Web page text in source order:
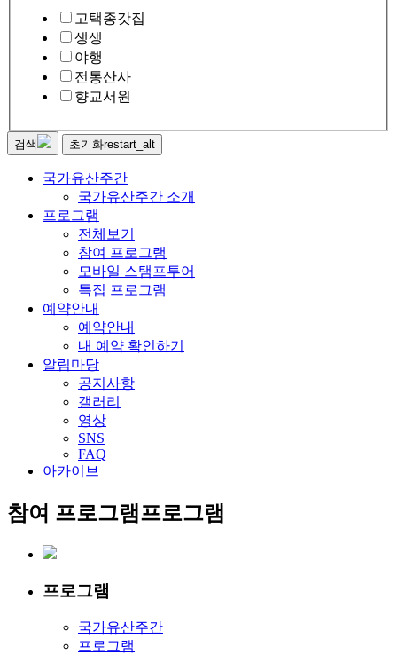
고택종갓집
생생
야행
전통산사
향교서원
검색 초기화restart_alt
국가유산주간
국가유산주간 소개
프로그램
전체보기
참여 프로그램
모바일 스탬프투어
특집 프로그램
예약안내
예약안내
내 예약 확인하기
알림마당
공지사항
갤러리
영상
SNS
FAQ
아카이브
참여 프로그램프로그램
프로그램
국가유산주간
프로그램